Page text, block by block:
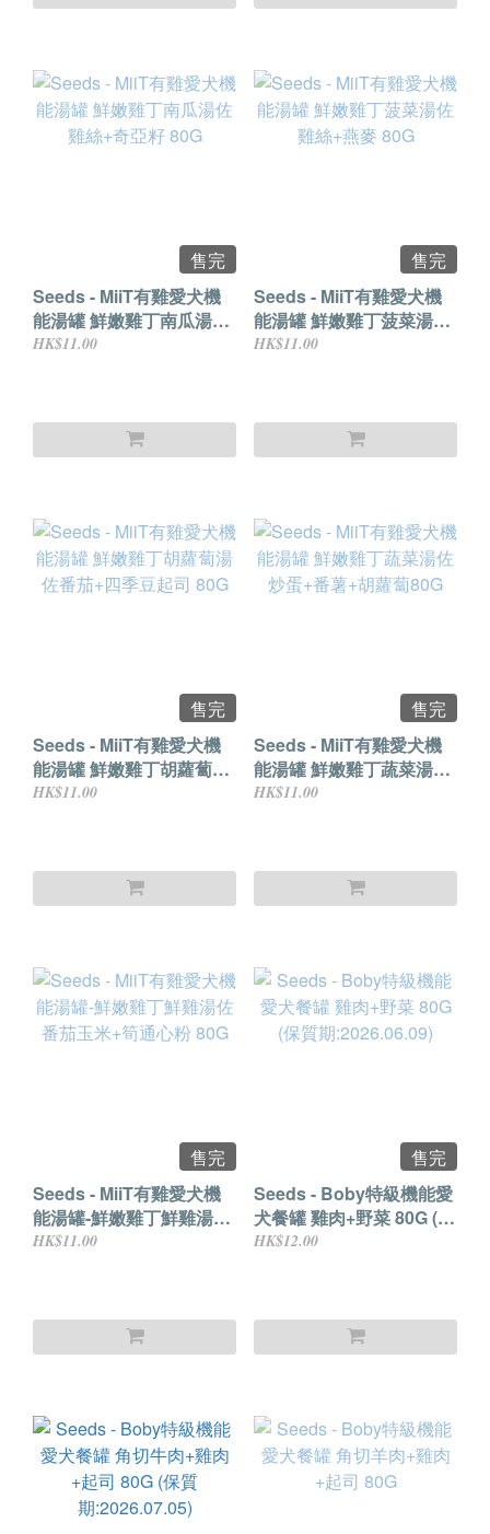
售完
Seeds - MiiT有雞愛犬機
能湯罐 鮮嫩雞丁南瓜湯佐
雞絲+奇亞籽 80G
HK$11.00
售完
Seeds - MiiT有雞愛犬機
能湯罐 鮮嫩雞丁菠菜湯佐
雞絲+燕麥 80G
HK$11.00
售完
Seeds - MiiT有雞愛犬機
能湯罐 鮮嫩雞丁胡蘿蔔湯
佐番茄+四季豆起司 80G
HK$11.00
售完
Seeds - MiiT有雞愛犬機
能湯罐 鮮嫩雞丁蔬菜湯佐
炒蛋+番薯+胡蘿蔔80G
HK$11.00
售完
Seeds - MiiT有雞愛犬機
能湯罐-鮮嫩雞丁鮮雞湯佐
番茄玉米+筍通心粉 80G
HK$11.00
售完
Seeds - Boby特級機能愛
犬餐罐 雞肉+野菜 80G (保
質期:2026.06.09)
HK$12.00